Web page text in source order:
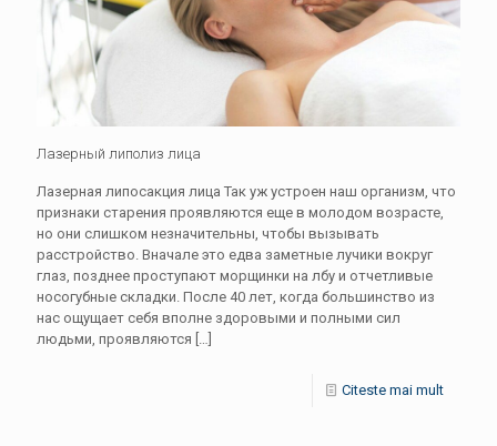
Лазерный липолиз лица
Лазерная липосакция лица Так уж устроен наш организм, что
признаки старения проявляются еще в молодом возрасте,
но они слишком незначительны, чтобы вызывать
расстройство. Вначале это едва заметные лучики вокруг
глаз, позднее проступают морщинки на лбу и отчетливые
носогубные складки. После 40 лет, когда большинство из
нас ощущает себя вполне здоровыми и полными сил
людьми, проявляются
Citeste mai mult